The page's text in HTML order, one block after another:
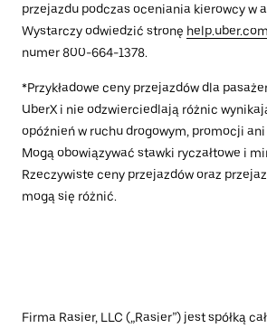
przejazdu podczas oceniania kierowcy w
Wystarczy odwiedzić stronę help.uber.com
numer 800-664-1378.
*Przykładowe ceny przejazdów dla
UberX i nie odzwierciedlają różnic
opóźnień w ruchu drogowym, promocji
Mogą obowiązywać stawki ryczałtowe i
Rzeczywiste ceny przejazdów oraz
mogą się różnić.
Firma Rasier, LLC („Rasier”) jest spółką